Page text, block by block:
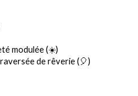
modulée (☀️)
de rêverie (🎈)